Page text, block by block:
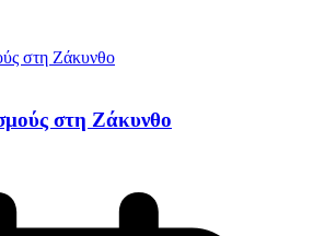
στη Ζάκυνθο